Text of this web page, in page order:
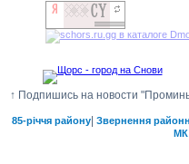
↑ Подпишись на новости
85-річчя району| Звернення
МК